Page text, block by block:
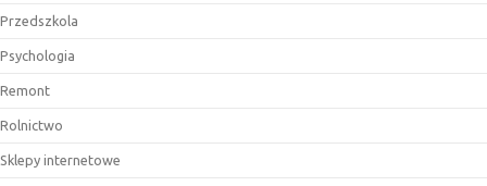
Przedszkola
Psychologia
Remont
Rolnictwo
Sklepy internetowe